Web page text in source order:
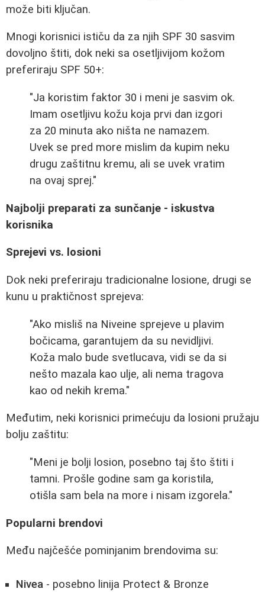
može biti ključan.
Mnogi korisnici ističu da za njih SPF 30 sasvim
dovoljno štiti, dok neki sa osetljivijom kožom
preferiraju SPF 50+:
"Ja koristim faktor 30 i meni je sasvim ok.
Imam osetljivu kožu koja prvi dan izgori
za 20 minuta ako ništa ne namazem.
Uvek se pred more mislim da kupim neku
drugu zaštitnu kremu, ali se uvek vratim
na ovaj sprej."
Najbolji preparati za sunčanje - iskustva
korisnika
Sprejevi vs. losioni
Dok neki preferiraju tradicionalne losione, drugi se
kunu u praktičnost sprejeva:
"Ako misliš na Niveine sprejeve u plavim
bočicama, garantujem da su nevidljivi.
Koža malo bude svetlucava, vidi se da si
nešto mazala kao ulje, ali nema tragova
kao od nekih krema."
Međutim, neki korisnici primećuju da losioni pružaju
bolju zaštitu:
"Meni je bolji losion, posebno taj što štiti i
tamni. Prošle godine sam ga koristila,
otišla sam bela na more i nisam izgorela."
Popularni brendovi
Među najčešće pominjanim brendovima su:
Nivea - posebno linija Protect & Bronze